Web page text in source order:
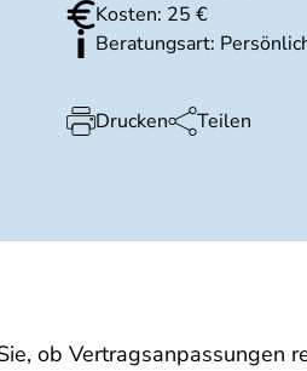
Kosten: 25 €
Beratungsart:
Drucken Teilen
ob Vertragsanpassungen